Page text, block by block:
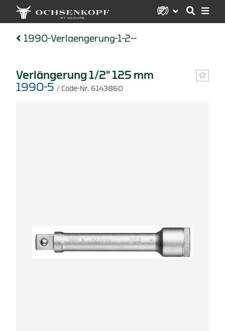
1990-Verlaengerung-1-2--
Verlängerung 1/2" 125 mm
1990-5 / Code-Nr. 6143860